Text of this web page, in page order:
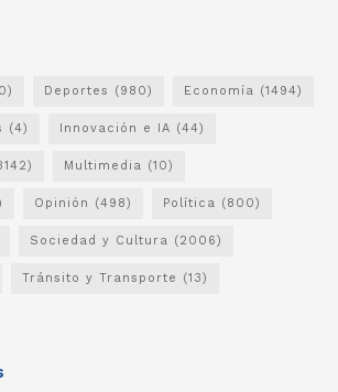
Deportes (980) Economía (1494)
(4) Innovación e IA (44)
Multimedia (10)
Opinión (498) Política (800)
Sociedad y Cultura (2006)
Tránsito y Transporte (13)